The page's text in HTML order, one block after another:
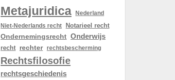
Metajuridica Nederland
Niet-Nederlands recht
Notarieel recht
Ondernemingsrecht Onderwijs
recht rechter rechtsbescherming
Rechtsfilosofie
rechtsgeschiedenis